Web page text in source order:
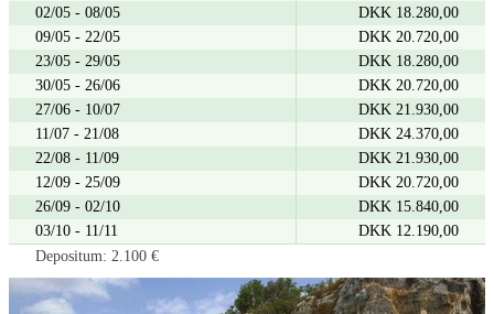
02/05 - 08/05
DKK 18.280,00
09/05 - 22/05
DKK 20.720,00
23/05 - 29/05
DKK 18.280,00
30/05 - 26/06
DKK 20.720,00
27/06 - 10/07
DKK 21.930,00
11/07 - 21/08
DKK 24.370,00
22/08 - 11/09
DKK 21.930,00
12/09 - 25/09
DKK 20.720,00
26/09 - 02/10
DKK 15.840,00
03/10 - 11/11
DKK 12.190,00
Depositum: 2.100 €